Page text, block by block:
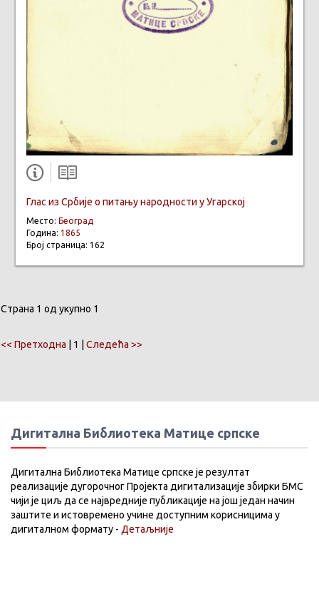
Глас из Србије о питању народности у Угарској
Место: Београд
Година: 1865
Број страница: 162
Страна 1 од укупно 1
<< Претходна | 1 | Следећа >>
Дигитална Библиотека Матице српске
Дигитална Библиотека Матице српске је резултат
реализације дугорочног Пројекта дигитализације збирки БМС
чији је циљ да се највредније публикације на још један начин
заштите и истовремено учине доступним корисницима у
дигиталном формату - Детаљније